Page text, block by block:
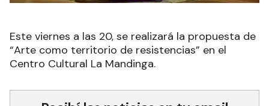
Este viernes a las 20, se realizará la propuesta de
“Arte como territorio de resistencias” en el
Centro Cultural La Mandinga.